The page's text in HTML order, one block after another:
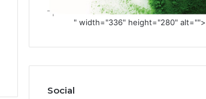
" width="336" height="280" alt="">
Social